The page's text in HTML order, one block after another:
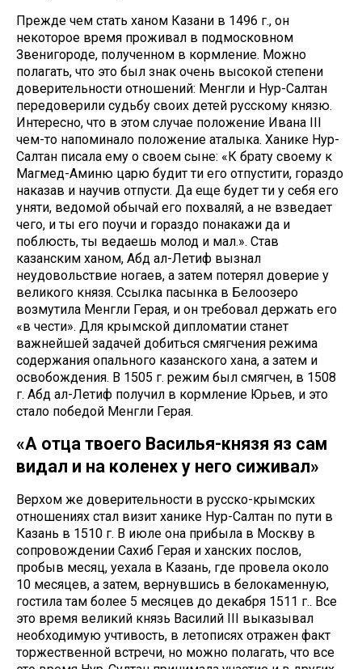
Прежде чем стать ханом Казани в 1496 г., он
некоторое время проживал в подмосковном
Звенигороде, полученном в кормление. Можно
полагать, что это был знак очень высокой степени
доверительности отношений: Менгли и Нур-Салтан
передоверили судьбу своих детей русскому князю.
Интересно, что в этом случае положение Ивана III
чем-то напоминало положение аталыка. Ханике Нур-
Салтан писала ему о своем сыне: «К брату своему к
Магмед-Аминю царю будит ти его отпустити, гораздо
наказав и научив отпусти. Да еще будет ти у себя его
уняти, ведомой обычай его похваляй, а не взведает
чего, и ты его поучи и гораздо понакажи да и
поблюсть, ты ведаешь молод и мал.». Став
казанским ханом, Абд ал-Летиф вызнал
неудовольствие ногаев, а затем потерял доверие у
великого князя. Ссылка пасынка в Белоозеро
возмутила Менгли Герая, и он требовал держать его
«в чести». Для крымской дипломатии станет
важнейшей задачей добиться смягчения режима
содержания опального казанского хана, а затем и
освобождения. В 1505 г. режим был смягчен, в 1508
г. Абд ал-Летиф получил в кормление Юрьев, и это
стало победой Менгли Герая.
«А отца твоего Василья-князя яз сам
видал и на коленех у него сиживал»
Верхом же доверительности в русско-крымских
отношениях стал визит ханике Нур-Салтан по пути в
Казань в 1510 г. В июле она прибыла в Москву в
сопровождении Сахиб Герая и ханских послов,
пробыв месяц, уехала в Казань, где провела около
10 месяцев, а затем, вернувшись в белокаменную,
гостила там более 5 месяцев до декабря 1511 г.. Все
это время великий князь Василий III выказывал
необходимую учтивость, в летописях отражен факт
торжественной встречи, но можно полагать, что все